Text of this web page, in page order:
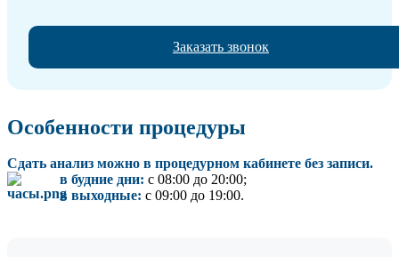
Заказать звонок
Особенности процедуры
Сдать анализ можно в процедурном кабинете без записи.
в будние дни: с 08:00 до 20:00;
в выходные: с 09:00 до 19:00.